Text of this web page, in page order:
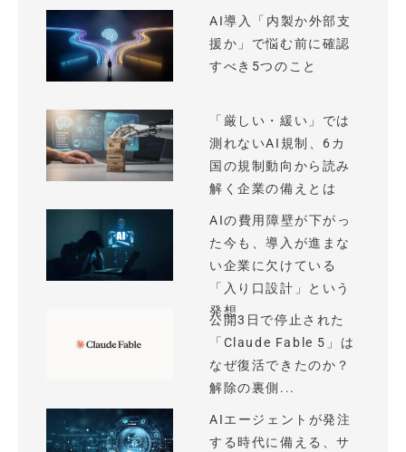
AI導入「内製か外部支
援か」で悩む前に確認
すべき5つのこと
「厳しい・緩い」では
測れないAI規制、6カ
国の規制動向から読み
解く企業の備えとは
AIの費用障壁が下がっ
た今も、導入が進まな
い企業に欠けている
「入り口設計」という
発想
公開3日で停止された
「Claude Fable 5」は
なぜ復活できたのか？
解除の裏側...
AIエージェントが発注
する時代に備える、サ